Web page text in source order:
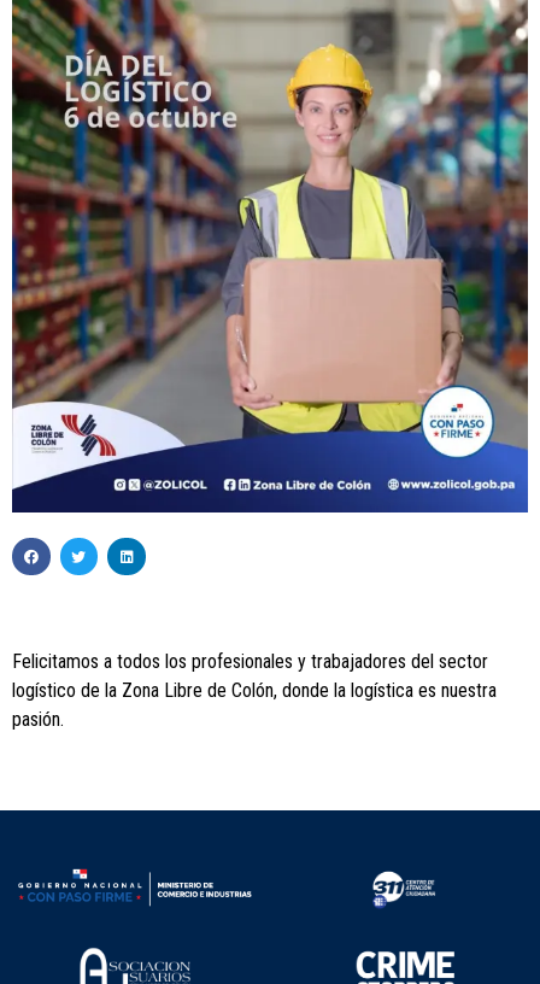
Felicitamos a todos los profesionales y trabajadores del sector
logístico de la Zona Libre de Colón, donde la logística es nuestra
pasión.